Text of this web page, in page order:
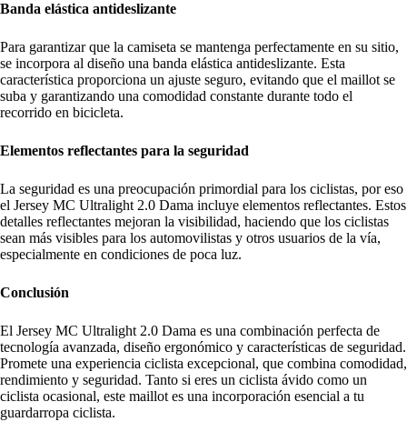
Banda elástica antideslizante
Para garantizar que la camiseta se mantenga perfectamente en su sitio,
se incorpora al diseño una banda elástica antideslizante. Esta
característica proporciona un ajuste seguro, evitando que el maillot se
suba y garantizando una comodidad constante durante todo el
recorrido en bicicleta.
Elementos reflectantes para la seguridad
La seguridad es una preocupación primordial para los ciclistas, por eso
el Jersey MC Ultralight 2.0 Dama incluye elementos reflectantes. Estos
detalles reflectantes mejoran la visibilidad, haciendo que los ciclistas
sean más visibles para los automovilistas y otros usuarios de la vía,
especialmente en condiciones de poca luz.
Conclusión
El Jersey MC Ultralight 2.0 Dama es una combinación perfecta de
tecnología avanzada, diseño ergonómico y características de seguridad.
Promete una experiencia ciclista excepcional, que combina comodidad,
rendimiento y seguridad. Tanto si eres un ciclista ávido como un
ciclista ocasional, este maillot es una incorporación esencial a tu
guardarropa ciclista.